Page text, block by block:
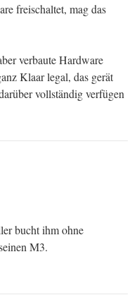
freischaltet, mag das
verbaute Hardware
Klaar legal, das gerät
vollständig verfügen
bucht ihm ohne
M3.